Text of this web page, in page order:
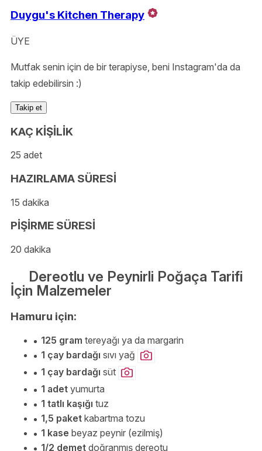
Duygu's Kitchen Therapy
ÜYE
Mutfak senin için de bir terapiyse, beni Instagram'da da
takip edebilirsin :)
Takip et
KAÇ KİŞİLİK
25 adet
HAZIRLAMA SÜRESİ
15 dakika
PİŞİRME SÜRESİ
20 dakika
Dereotlu ve Peynirli Poğaça Tarifi
İçin Malzemeler
Hamuru için:
125 gram tereyağı ya da margarin
1 çay bardağı sıvı yağ
1 çay bardağı süt
1 adet yumurta
1 tatlı kaşığı tuz
1,5 paket kabartma tozu
1 kase beyaz peynir (ezilmiş)
1/2 demet doğranmış dereotu